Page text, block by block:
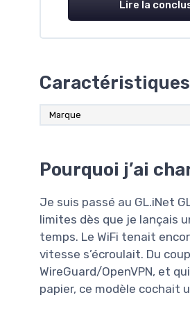
Lire la
Caractéristiques
Marque
Pourquoi j’ai
Je suis passé au GL.iNet
limites dès que je lançais
temps. Le WiFi tenait
vitesse s’écroulait. Du
WireGuard/OpenVPN, et
papier, ce modèle cochait